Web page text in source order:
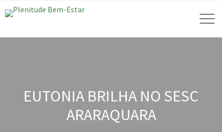
EUTONIA BRILHA NO SESC
ARARAQUARA